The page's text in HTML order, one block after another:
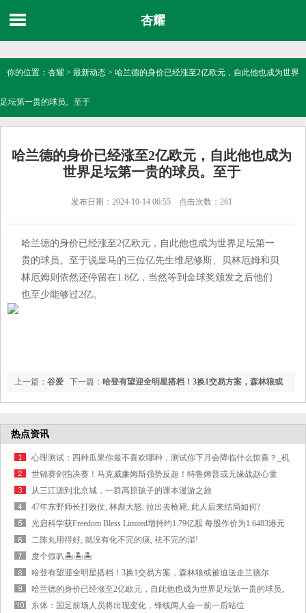
杏耀
你的位置： 杏耀 > 最新动态 > 哈兰德的身价已经涨至2亿欧元，自此他也成为世界
足坛第一贵的球员。至于
哈兰德的身价已经涨至2亿欧元，自此他也成为
世界足坛第一贵的球员。至于
发布日期：2024-10-14 06:55 点击次数：261
哈兰德的身价已经涨至2亿欧元，自此他也成为世界足坛第一
贵的球员。至于说皇马的三位亿先生维尼修斯、贝林厄姆和贝
林厄姆则依然还停留在1.8亿，当然等到金球奖颁发之后他们
也至少能够过2亿。
下一篇： 哈登有望迎全明星搭档！3换1交易方案，森林狼或
被迫送走兰德尔
上一篇： 谷爱
凌：今天夺冠破纪录有特殊意义 会继续努力&感谢朋友们的支持
热点资讯
心理测试：四种瓜果你最不喜欢哪种，测试你下月会降临什么惊喜？_机
会_因为_梦想
世锦赛剑指决赛！马克威廉姆斯强势反超！特鲁姆普或无缘战赵心童
从三江源到北京城，一群高原孩子的课本漫游之旅
47年东野师长打败仗, 林彪大怒: 拉出去枪毙, 此人后来结局如何?
光启科学获Freedom Bless Limited增持约1.79亿股 每股作价为1.6483港元
二陈丸用得好, 就没有化不完的痰, 祛不完的湿!
度个假叭🏝🏝🏝
哈登有望迎全明星搭档！3换1交易方案，森林狼或被迫送走兰德尔
哈兰德的身价已经涨至2亿欧元，自此他也成为世界足坛第一贵的球员。
至于
东体：国足前场人员将出现变化，锋线两人会一前一后站位